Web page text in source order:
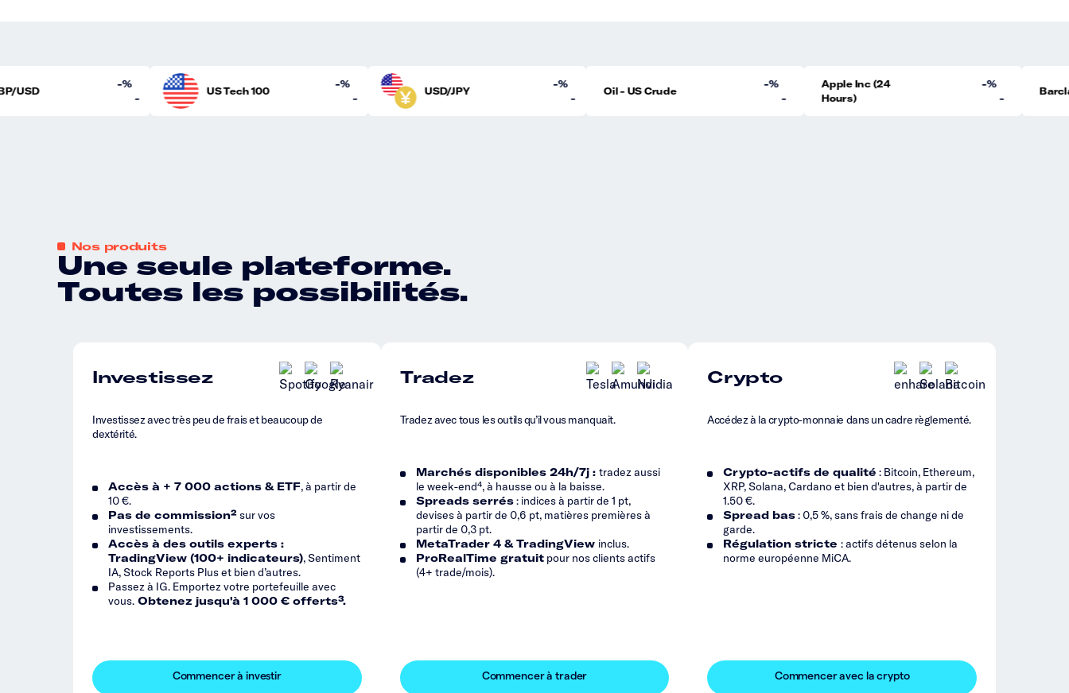
Nos produits
Une seule plateforme.
Toutes les possibilités.
Investissez
Investissez avec très peu de frais et beaucoup de
dextérité.
Accès à + 7 000 actions & ETF, à partir de
10 €.
Pas de commission²sur vos
investissements.
Accès à des outils experts :
TradingView (100+ indicateurs), Sentiment
IA, Stock Reports Plus et bien d’autres.
Passez à IG. Emportez votre portefeuille avec
vous. Obtenez jusqu'à 1 000 € offerts³.
Commencer à investir
Tradez
Tradez avec tous les outils qu’il vous manquait.
Marchés disponibles 24h/7j : tradez aussi
le week-end⁴, à hausse ou à la baisse.
Spreads serrés: indices à partir de 1 pt,
devises à partir de 0,6 pt, matières premières à
partir de 0,3 pt.
MetaTrader 4 & TradingView inclus.
ProRealTime gratuitpour nos clients actifs
(4+ trade/mois).
Commencer à trader
Crypto
Accédez à la crypto-monnaie dans un cadre règlementé.
Crypto-actifs de qualité : Bitcoin, Ethereum,
XRP, Solana, Cardano et bien d'autres, à partir de
1.50 €.
Spread bas: 0,5 %, sans frais de change ni de
garde.
Régulation stricte: actifs détenus selon la
norme européenne MiCA.
Commencer avec la crypto